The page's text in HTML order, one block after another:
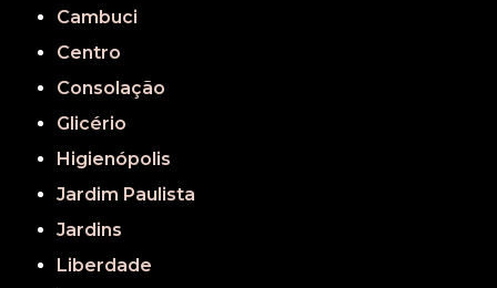
Cambuci
Centro
Consolação
Glicério
Higienópolis
Jardim Paulista
Jardins
Liberdade